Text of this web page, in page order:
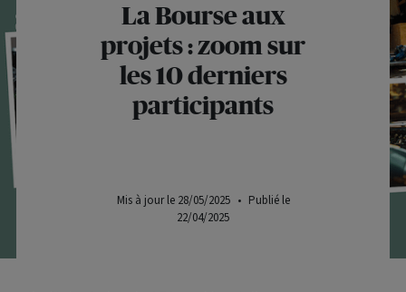
La Bourse aux
projets : zoom sur
les 10 derniers
participants
Mis à jour le 28/05/2025 • Publié le
22/04/2025